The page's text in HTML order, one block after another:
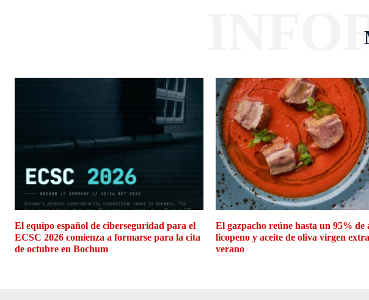
El equipo español de ciberseguridad para el
ECSC 2026 comienza a formarse para la cita
de octubre en Bochum
El gazpacho reúne hasta un 95% de
licopeno y aceite de oliva virgen
verano